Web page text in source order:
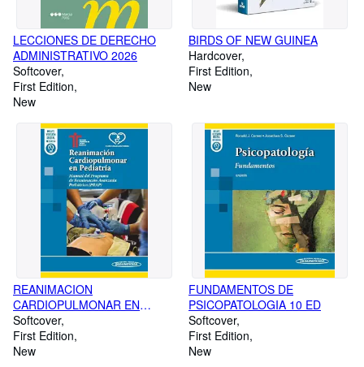
LECCIONES DE DERECHO
ADMINISTRATIVO 2026
Softcover
First Edition
New
BIRDS OF NEW GUINEA
Hardcover
First Edition
New
REANIMACION
CARDIOPULMONAR EN
PEDIATRIA
Softcover
First Edition
New
FUNDAMENTOS DE
PSICOPATOLOGIA 10 ED
Softcover
First Edition
New